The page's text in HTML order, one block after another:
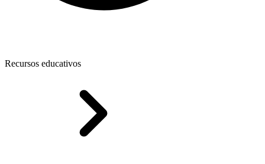
Recursos educativos